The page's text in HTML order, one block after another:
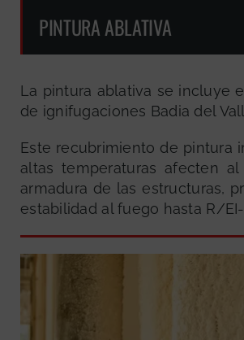
PINTURA ABLATIVA
La pintura ablativa se incluye
de ignifugaciones Badia del
Este recubrimiento de pintura
altas temperaturas afecten
armadura de las estructuras,
estabilidad al fuego hasta R/